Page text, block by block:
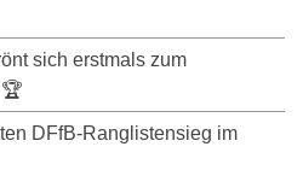
sich erstmals zum
DFfB-Ranglistensieg im